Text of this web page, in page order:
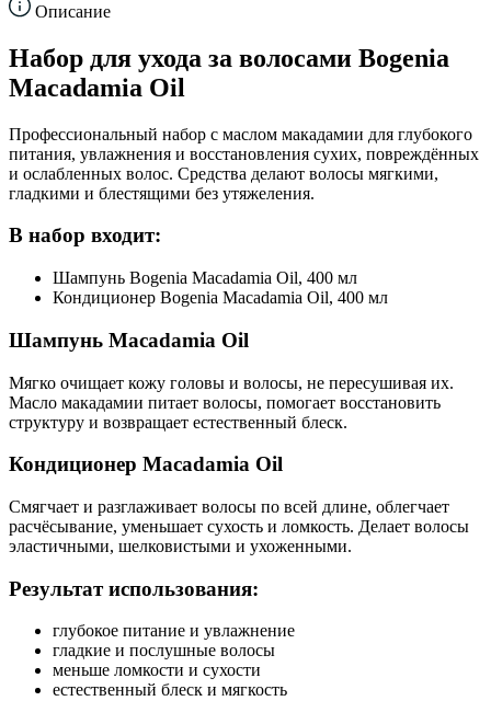
Описание
Набор для ухода за волосами Bogenia
Macadamia Oil
Профессиональный набор с маслом макадамии для глубокого
питания, увлажнения и восстановления сухих, повреждённых
и ослабленных волос. Средства делают волосы мягкими,
гладкими и блестящими без утяжеления.
В набор входит:
Шампунь Bogenia Macadamia Oil, 400 мл
Кондиционер Bogenia Macadamia Oil, 400 мл
Шампунь Macadamia Oil
Мягко очищает кожу головы и волосы, не пересушивая их.
Масло макадамии питает волосы, помогает восстановить
структуру и возвращает естественный блеск.
Кондиционер Macadamia Oil
Смягчает и разглаживает волосы по всей длине, облегчает
расчёсывание, уменьшает сухость и ломкость. Делает волосы
эластичными, шелковистыми и ухоженными.
Результат использования:
глубокое питание и увлажнение
гладкие и послушные волосы
меньше ломкости и сухости
естественный блеск и мягкость